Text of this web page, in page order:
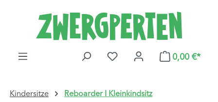
Zum Hauptinhalt springen
DU HAST 0 PRODUKTE AUF
0,00 €*
Kindersitze Reboarder I Kleinkindsitz